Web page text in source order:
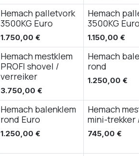
Hemach palletvork
3500KG Euro
1.750,00 €
Hemach
3500KG Euro
1.150,00 €
Hemach mestklem
PROFI shovel /
verreiker
3.750,00 €
Hemach
rond
1.250,00 €
Hemach balenklem
rond Euro
1.250,00 €
Hemach
mini-trekker
745,00 €